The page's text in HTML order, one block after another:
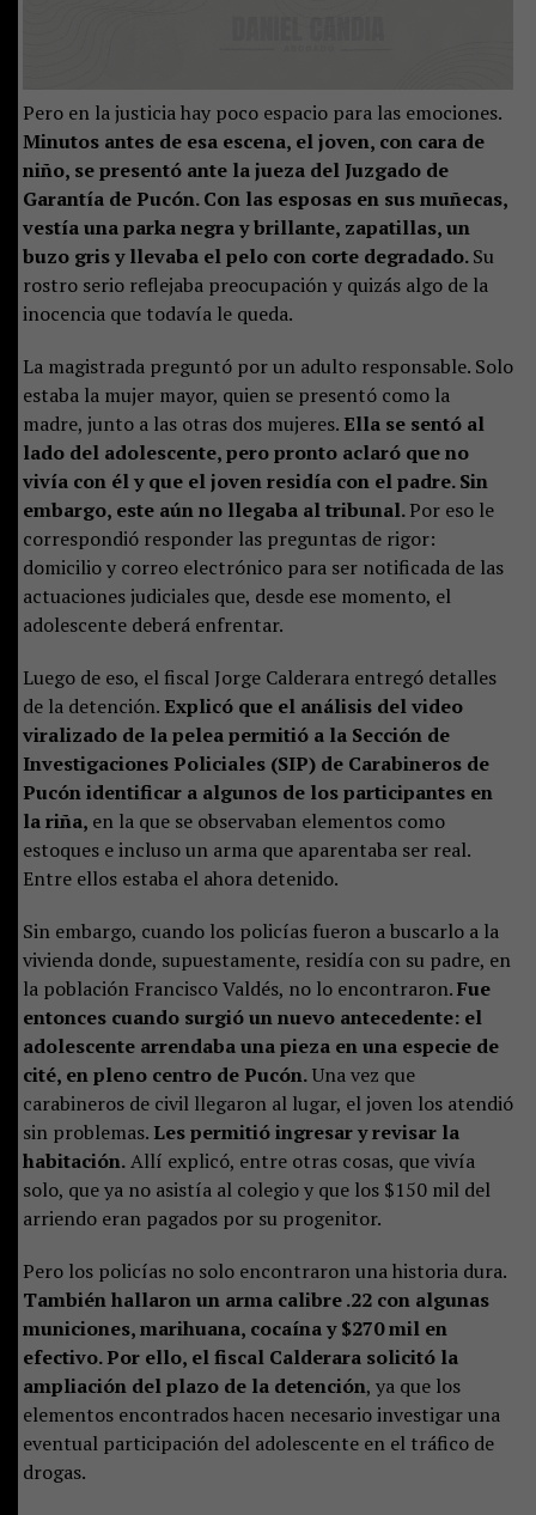
Pero en la justicia hay poco espacio para las emociones.
Minutos antes de esa escena, el joven, con cara de
niño, se presentó ante la jueza del Juzgado de
Garantía de Pucón. Con las esposas en sus muñecas,
vestía una parka negra y brillante, zapatillas, un
buzo gris y llevaba el pelo con corte degradado.Su
rostro serio reflejaba preocupación y quizás algo de la
inocencia que todavía le queda.
La magistrada preguntó por un adulto responsable. Solo
estaba la mujer mayor, quien se presentó como la
madre, junto a las otras dos mujeres. Ella se sentó al
lado del adolescente, pero pronto aclaró que no
vivía con él y que el joven residía con el padre. Sin
embargo, este aún no llegaba al tribunal.Por eso le
correspondió responder las preguntas de rigor:
domicilio y correo electrónico para ser notificada de las
actuaciones judiciales que, desde ese momento, el
adolescente deberá enfrentar.
Luego de eso, el fiscal Jorge Calderara entregó detalles
de la detención. Explicó que el análisis del video
viralizado de la pelea permitió a la Sección de
Investigaciones Policiales (SIP) de Carabineros de
Pucón identificar a algunos de los participantes en
la riña, en la que se observaban elementos como
estoques e incluso un arma que aparentaba ser real.
Entre ellos estaba el ahora detenido.
Sin embargo, cuando los policías fueron a buscarlo a la
vivienda donde, supuestamente, residía con su padre, en
la población Francisco Valdés, no lo encontraron.Fue
entonces cuando surgió un nuevo antecedente: el
adolescente arrendaba una pieza en una especie de
cité, en pleno centro de Pucón.Una vez que
carabineros de civil llegaron al lugar, el joven los atendió
sin problemas. Les permitió ingresar y revisar la
habitación.Allí explicó, entre otras cosas, que vivía
solo, que ya no asistía al colegio y que los $150 mil del
arriendo eran pagados por su progenitor.
Pero los policías no solo encontraron una historia dura.
También hallaron un arma calibre .22 con algunas
municiones, marihuana, cocaína y $270 mil en
efectivo. Por ello, el fiscal Calderara solicitó la
ampliación del plazo de la detención, ya que los
elementos encontrados hacen necesario investigar una
eventual participación del adolescente en el tráfico de
drogas.